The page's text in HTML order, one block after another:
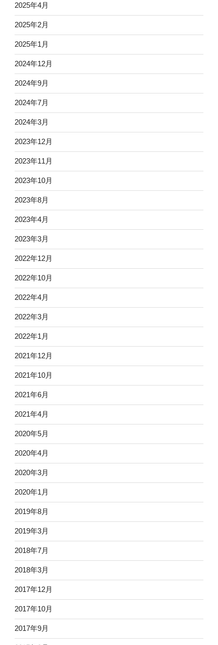
2025年4月
2025年2月
2025年1月
2024年12月
2024年9月
2024年7月
2024年3月
2023年12月
2023年11月
2023年10月
2023年8月
2023年4月
2023年3月
2022年12月
2022年10月
2022年4月
2022年3月
2022年1月
2021年12月
2021年10月
2021年6月
2021年4月
2020年5月
2020年4月
2020年3月
2020年1月
2019年8月
2019年3月
2018年7月
2018年3月
2017年12月
2017年10月
2017年9月